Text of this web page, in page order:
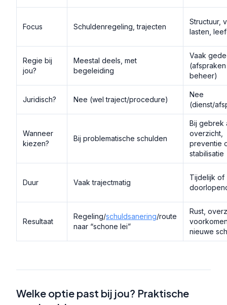
Focus Schuldenregeling, trajecten
Structuur,
lasten,
Regie bij
jou?
Meestal deels, met
begeleiding
Vaak
beheer)
Juridisch? Nee (wel traject/procedure)
Nee
(dienst/
Wanneer
kiezen?
Bij problematische schulden
Bij gebrek
overzicht,
preventie
stabilisatie
Duur Vaak trajectmatig
Tijdelijk of
Resultaat
Regeling/schuldsanering/route
naar “schone lei”
Rust,
nieuwe
Welke optie past bij jou? Praktische